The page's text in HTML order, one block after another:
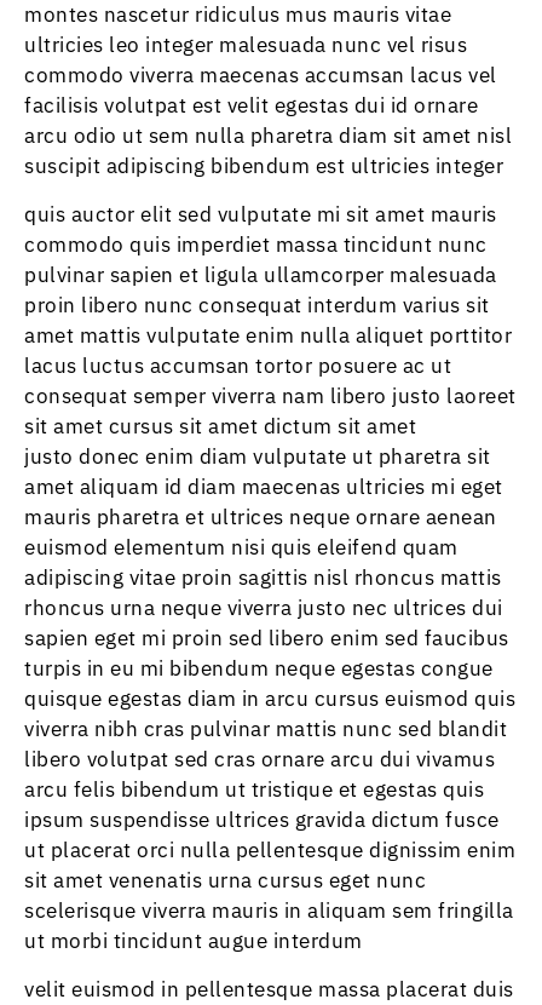
montes nascetur ridiculus mus mauris vitae
ultricies leo integer malesuada nunc vel risus
commodo viverra maecenas accumsan lacus vel
facilisis volutpat est velit egestas dui id ornare
arcu odio ut sem nulla pharetra diam sit amet nisl
suscipit adipiscing bibendum est ultricies integer
quis auctor elit sed vulputate mi sit amet mauris
commodo quis imperdiet massa tincidunt nunc
pulvinar sapien et ligula ullamcorper malesuada
proin libero nunc consequat interdum varius sit
amet mattis vulputate enim nulla aliquet porttitor
lacus luctus accumsan tortor posuere ac ut
consequat semper viverra nam libero justo laoreet
sit amet cursus sit amet dictum sit amet
justo donec enim diam vulputate ut pharetra sit
amet aliquam id diam maecenas ultricies mi eget
mauris pharetra et ultrices neque ornare aenean
euismod elementum nisi quis eleifend quam
adipiscing vitae proin sagittis nisl rhoncus mattis
rhoncus urna neque viverra justo nec ultrices dui
sapien eget mi proin sed libero enim sed faucibus
turpis in eu mi bibendum neque egestas congue
quisque egestas diam in arcu cursus euismod quis
viverra nibh cras pulvinar mattis nunc sed blandit
libero volutpat sed cras ornare arcu dui vivamus
arcu felis bibendum ut tristique et egestas quis
ipsum suspendisse ultrices gravida dictum fusce
ut placerat orci nulla pellentesque dignissim enim
sit amet venenatis urna cursus eget nunc
scelerisque viverra mauris in aliquam sem fringilla
ut morbi tincidunt augue interdum
velit euismod in pellentesque massa placerat duis